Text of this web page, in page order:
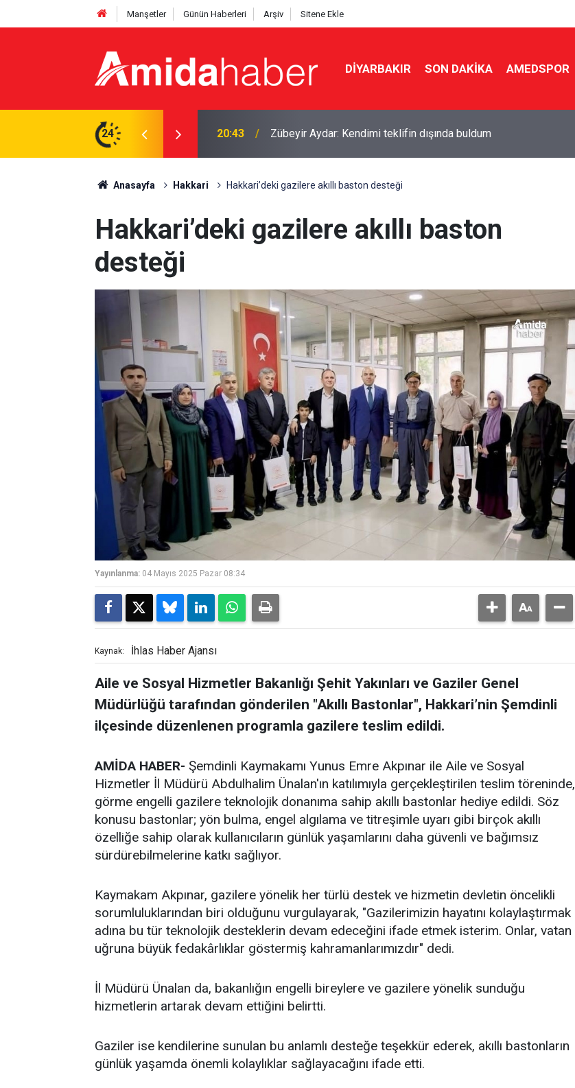
Manşetler Günün Haberleri Arşiv Sitene Ekle
DIYARBAKIR SON DAKIKA AMEDSPOR
24 20:06 Adıyaman'da orman yangını
Anasayfa Hakkari Hakkari’deki gazilere akıllı baston desteği
Hakkari’deki gazilere akıllı baston
desteği
Yayınlanma: 04 Mayıs 2025 Pazar 08:34
Kaynak: İhlas Haber Ajansı
Aile ve Sosyal Hizmetler Bakanlığı Şehit Yakınları ve Gaziler Genel
Müdürlüğü tarafından gönderilen "Akıllı Bastonlar", Hakkari’nin Şemdinli
ilçesinde düzenlenen programla gazilere teslim edildi.
AMİDA HABER- Şemdinli Kaymakamı Yunus Emre Akpınar ile Aile ve Sosyal
Hizmetler İl Müdürü Abdulhalim Ünalan'ın katılımıyla gerçekleştirilen teslim töreninde,
görme engelli gazilere teknolojik donanıma sahip akıllı bastonlar hediye edildi. Söz
konusu bastonlar; yön bulma, engel algılama ve titreşimle uyarı gibi birçok akıllı
özelliğe sahip olarak kullanıcıların günlük yaşamlarını daha güvenli ve bağımsız
sürdürebilmelerine katkı sağlıyor.
Kaymakam Akpınar, gazilere yönelik her türlü destek ve hizmetin devletin öncelikli
sorumluluklarından biri olduğunu vurgulayarak, "Gazilerimizin hayatını kolaylaştırmak
adına bu tür teknolojik desteklerin devam edeceğini ifade etmek isterim. Onlar, vatan
uğruna büyük fedakârlıklar göstermiş kahramanlarımızdır" dedi.
İl Müdürü Ünalan da, bakanlığın engelli bireylere ve gazilere yönelik sunduğu
hizmetlerin artarak devam ettiğini belirtti.
Gaziler ise kendilerine sunulan bu anlamlı desteğe teşekkür ederek, akıllı bastonların
günlük yaşamda önemli kolaylıklar sağlayacağını ifade etti.